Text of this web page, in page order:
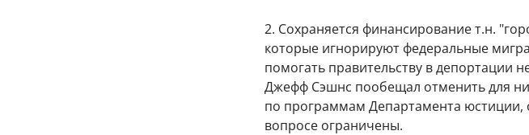
2. Сохраняется финансирование т.н.
которые игнорируют федеральные
помогать правительству в депортации
Джефф Сэшнс пообещал отменить для
по программам Департамента юстиции,
вопросе ограничены.